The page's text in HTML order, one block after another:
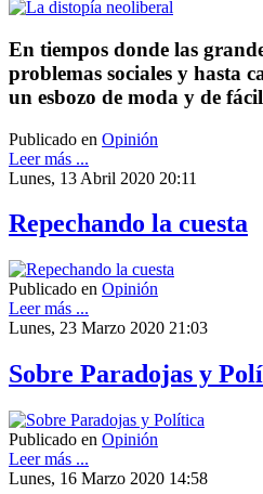
En tiempos donde las
problemas sociales y hasta
un esbozo de moda y de
Publicado en Opinión
Leer más ...
Lunes, 13 Abril 2020 20:11
Repechando la cuesta
Publicado en Opinión
Leer más ...
Lunes, 23 Marzo 2020 21:03
Sobre Paradojas y
Publicado en Opinión
Leer más ...
Lunes, 16 Marzo 2020 14:58